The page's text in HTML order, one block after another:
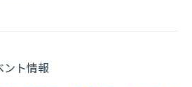
ント情報